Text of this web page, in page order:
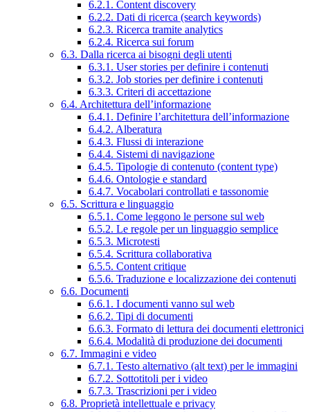
6.2.1. Content discovery
6.2.2. Dati di ricerca (search keywords)
6.2.3. Ricerca tramite analytics
6.2.4. Ricerca sui forum
6.3. Dalla ricerca ai bisogni degli utenti
6.3.1. User stories per definire i contenuti
6.3.2. Job stories per definire i contenuti
6.3.3. Criteri di accettazione
6.4. Architettura dell’informazione
6.4.1. Definire l’architettura dell’informazione
6.4.2. Alberatura
6.4.3. Flussi di interazione
6.4.4. Sistemi di navigazione
6.4.5. Tipologie di contenuto (content type)
6.4.6. Ontologie e standard
6.4.7. Vocabolari controllati e tassonomie
6.5. Scrittura e linguaggio
6.5.1. Come leggono le persone sul web
6.5.2. Le regole per un linguaggio semplice
6.5.3. Microtesti
6.5.4. Scrittura collaborativa
6.5.5. Content critique
6.5.6. Traduzione e localizzazione dei contenuti
6.6. Documenti
6.6.1. I documenti vanno sul web
6.6.2. Tipi di documenti
6.6.3. Formato di lettura dei documenti elettronici
6.6.4. Modalità di produzione dei documenti
6.7. Immagini e video
6.7.1. Testo alternativo (alt text) per le immagini
6.7.2. Sottotitoli per i video
6.7.3. Trascrizioni per i video
6.8. Proprietà intellettuale e privacy